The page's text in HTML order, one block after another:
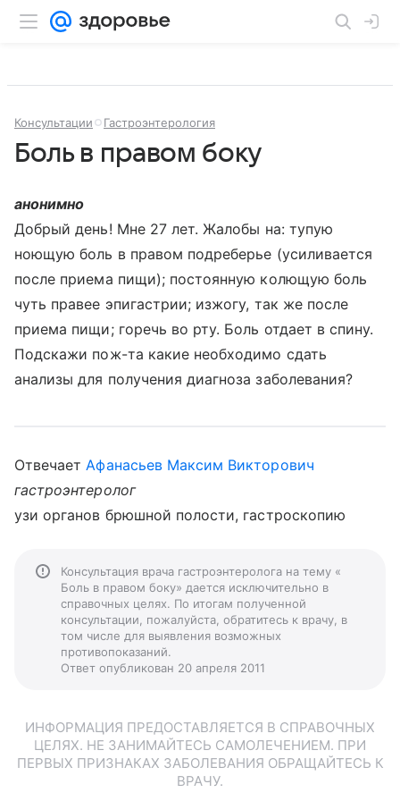
Консультации Гастроэнтерология
Боль в правом боку
анонимно
Добрый день! Мне 27 лет. Жалобы на: тупую
ноющую боль в правом подреберье (усиливается
после приема пищи); постоянную колющую боль
чуть правее эпигастрии; изжогу, так же после
приема пищи; горечь во рту. Боль отдает в спину.
Подскажи пож-та какие необходимо сдать
анализы для получения диагноза заболевания?
ОтвечаетАфанасьев Максим Викторович
гастроэнтеролог
узи органов брюшной полости, гастроскопию
Консультация врача гастроэнтеролога на тему «
Боль в правом боку» дается исключительно в
справочных целях. По итогам полученной
консультации, пожалуйста, обратитесь к врачу, в
том числе для выявления возможных
противопоказаний.
Ответ опубликован 20 апреля 2011
ИНФОРМАЦИЯ ПРЕДОСТАВЛЯЕТСЯ В СПРАВОЧНЫХ
ЦЕЛЯХ. НЕ ЗАНИМАЙТЕСЬ САМОЛЕЧЕНИЕМ. ПРИ
ПЕРВЫХ ПРИЗНАКАХ ЗАБОЛЕВАНИЯ ОБРАЩАЙТЕСЬ К
ВРАЧУ.